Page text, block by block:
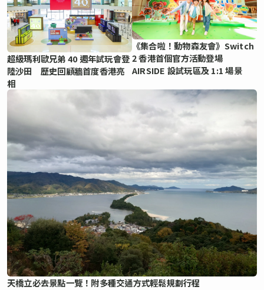
超級瑪利歐兄弟 40 週年試玩會登
陸沙田 歷史回顧牆首度香港亮
相
《集合啦！動物森友會》Switch
2 香港首個官方活動登場
AIRSIDE 設試玩區及 1:1 場景
天橋立必去景點一覽！附多種交通方式輕鬆規劃行程